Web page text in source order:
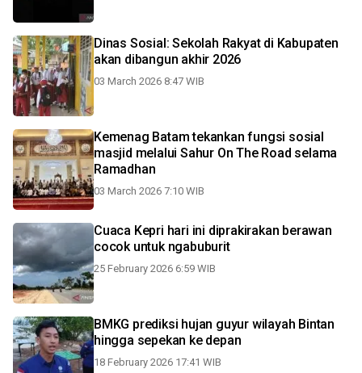
Dinas Sosial: Sekolah Rakyat di Kabupaten
akan dibangun akhir 2026
03 March 2026 8:47 WIB
Kemenag Batam tekankan fungsi sosial
masjid melalui Sahur On The Road selama
Ramadhan
03 March 2026 7:10 WIB
Cuaca Kepri hari ini diprakirakan berawan
cocok untuk ngabuburit
25 February 2026 6:59 WIB
BMKG prediksi hujan guyur wilayah Bintan
hingga sepekan ke depan
18 February 2026 17:41 WIB